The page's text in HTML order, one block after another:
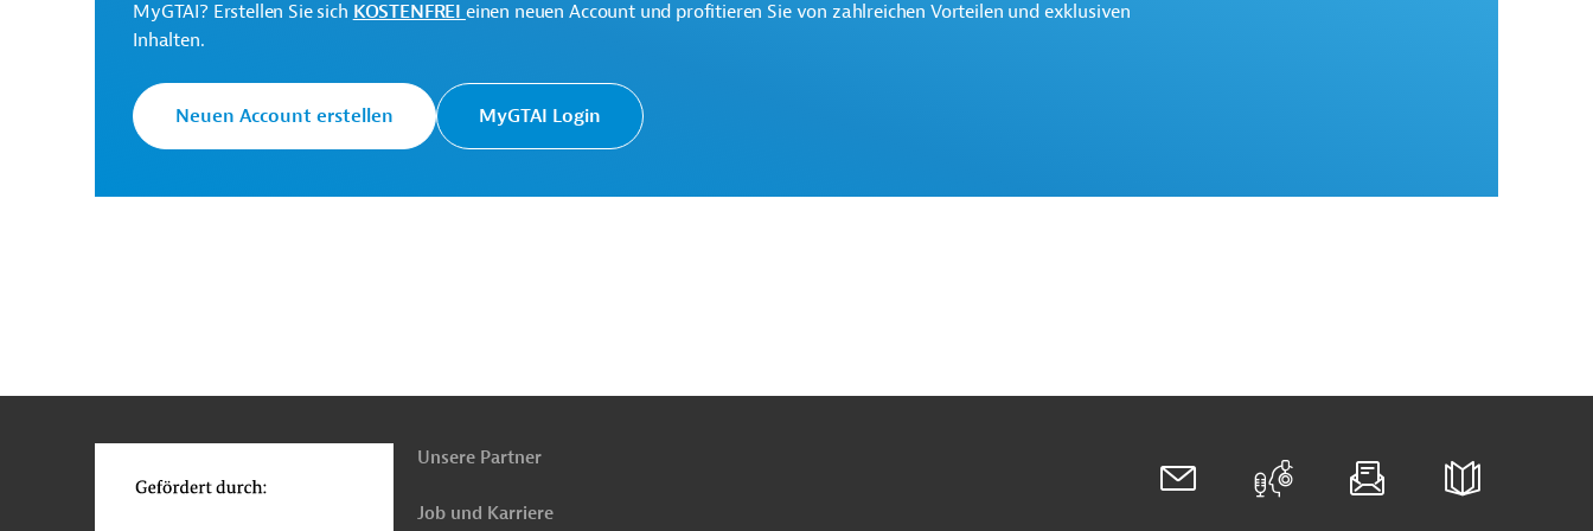
Transmission Grid State
(NPTG)
Mongolei Stromübertragung, -verteilung, Netze
Tiefbau, Infrastrukturbau
MyGTAI? Erstellen Sie sich KOSTENFREI einen neuen Account und profitieren Sie von zahlreichen Vorteilen und exklusiven
Inhalten.
Neuen Account erstellen MyGTAI Login
oben
Unsere Partner
Job und Karriere